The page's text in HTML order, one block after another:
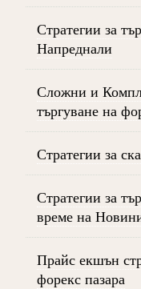
Стратегии за
Напреднали
Сложни и
търгуване на
Стратегии за
Стратегии за
време на
Прайс екшън
форекс пазара